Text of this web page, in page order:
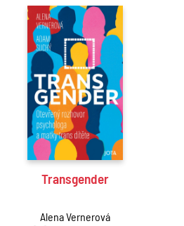
Transgender
Alena Vernerová